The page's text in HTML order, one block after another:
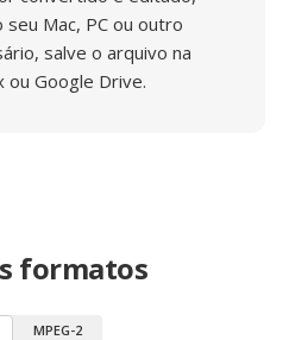
Mac, PC ou outro
salve o arquivo na
ou Google Drive.
formatos
MPEG-2